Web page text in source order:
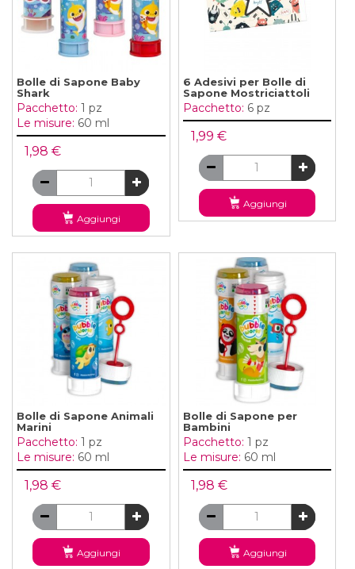
Bolle di Sapone Baby
Shark
Pacchetto: 1 pz
Le misure: 60 ml
1,98 €
Aggiungi
6 Adesivi per Bolle di
Sapone Mostriciattoli
Pacchetto: 6 pz
1,99 €
Aggiungi
Bolle di Sapone Animali
Marini
Pacchetto: 1 pz
Le misure: 60 ml
1,98 €
Aggiungi
Bolle di Sapone per
Bambini
Pacchetto: 1 pz
Le misure: 60 ml
1,98 €
Aggiungi